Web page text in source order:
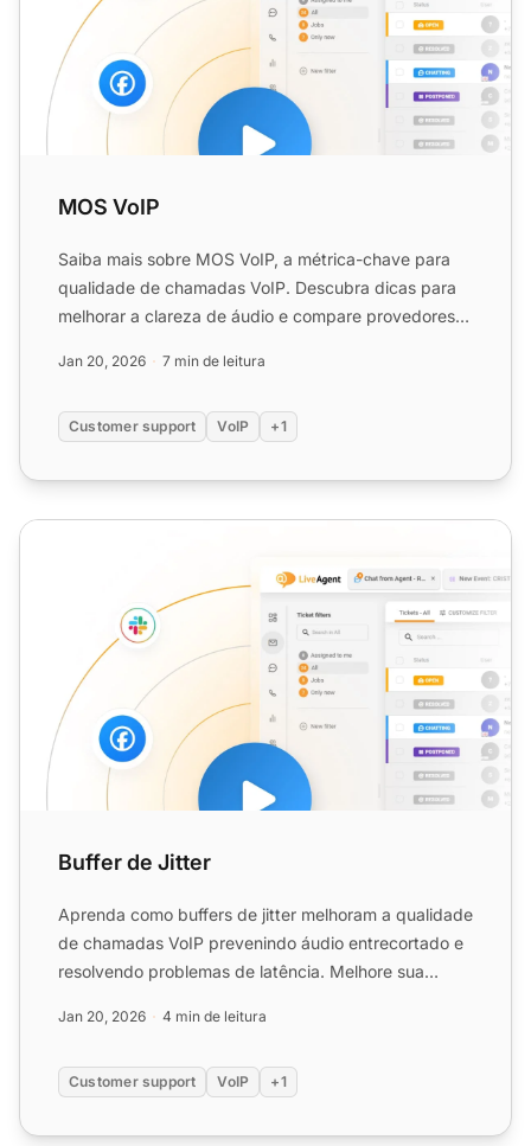
MOS VoIP
Saiba mais sobre MOS VoIP, a métrica-chave para
qualidade de chamadas VoIP. Descubra dicas para
melhorar a clareza de áudio e compare provedores
Jan 20, 2026 7 min de leitura
Customer support VoIP +1
Buffer de Jitter
Buffer de Jitter
Aprenda como buffers de jitter melhoram a qualidade
de chamadas VoIP prevenindo áudio entrecortado e
resolvendo problemas de latência. Melhore sua
Jan 20, 2026 4 min de leitura
Customer support VoIP +1